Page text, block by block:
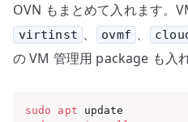
OVN もまとめて入れます。
virtinst 、 ovmf 、
の VM 管理用 package も入
sudo apt